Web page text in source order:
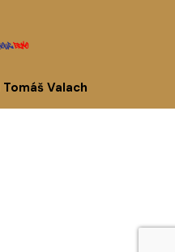
Tomáš Valach